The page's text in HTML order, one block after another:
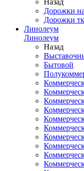
Назад
Дорожки
Дорожки
Линолеум
Линолеум
Назад
Бытовой